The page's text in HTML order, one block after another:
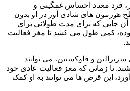
فرد معتاد احساس غمگینی و
هورمون های شادی آور در او بدون
جایی که برای مدت طولانی برای
کمی طول می کشد تا مغز فعالیت
و فلوکستین، می توانند
تا زمانی که مغز فعالیت عادی خود
این قرص ها می توانند به او کمک